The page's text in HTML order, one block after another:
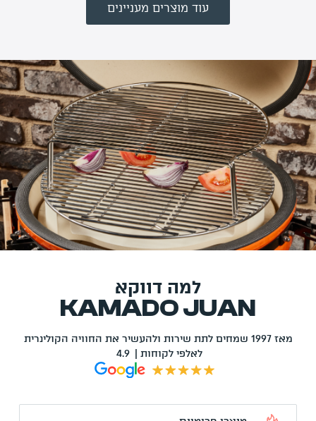
עוד מוצרים מעניינים
למה דווקא
KAMADO JUAN
מאז 1997 שמחים לתת שירות ולהעשיר את החוויה הקולינרית
לאלפי לקוחות | 4.9